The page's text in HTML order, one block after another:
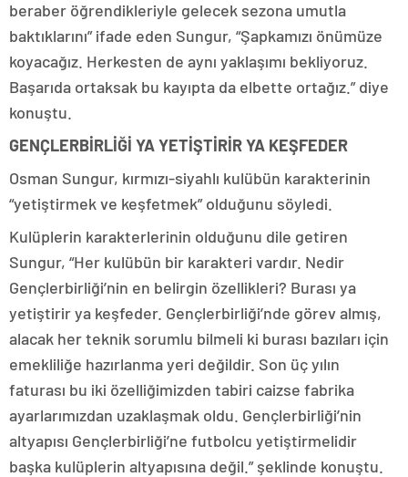
beraber öğrendikleriyle gelecek sezona umutla
baktıklarını” ifade eden Sungur, “Şapkamızı önümüze
koyacağız. Herkesten de aynı yaklaşımı bekliyoruz.
Başarıda ortaksak bu kayıpta da elbette ortağız.” diye
konuştu.
GENÇLERBİRLİĞİ YA YETİŞTİRİR YA KEŞFEDER
Osman Sungur, kırmızı-siyahlı kulübün karakterinin
“yetiştirmek ve keşfetmek” olduğunu söyledi.
Kulüplerin karakterlerinin olduğunu dile getiren
Sungur, “Her kulübün bir karakteri vardır. Nedir
Gençlerbirliği’nin en belirgin özellikleri? Burası ya
yetiştirir ya keşfeder. Gençlerbirliği’nde görev almış,
alacak her teknik sorumlu bilmeli ki burası bazıları için
emekliliğe hazırlanma yeri değildir. Son üç yılın
faturası bu iki özelliğimizden tabiri caizse fabrika
ayarlarımızdan uzaklaşmak oldu. Gençlerbirliği’nin
altyapısı Gençlerbirliği’ne futbolcu yetiştirmelidir
başka kulüplerin altyapısına değil.” şeklinde konuştu.